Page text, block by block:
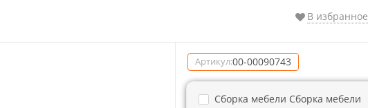
В избранное
Артикул:00-00090743
Сборка мебели Сборка мебели